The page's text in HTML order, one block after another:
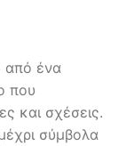
από ένα
που
και σχέσεις.
σύμβολα